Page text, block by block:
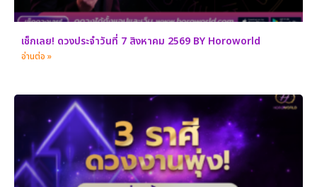
เช็กเลย! ดวงประจำวันที่ 7 สิงหาคม 2569 BY Horoworld
อ่านต่อ »